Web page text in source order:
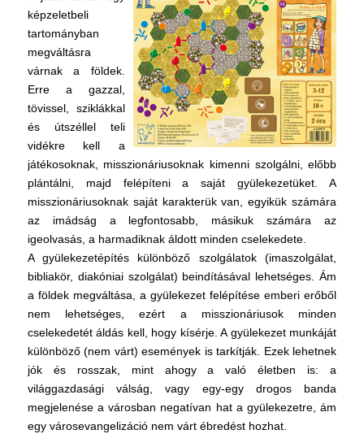
képzeletbeli
tartományban
megváltásra
várnak a földek.
Erre a gazzal,
tövissel, sziklákkal
és útszéllel teli
vidékre kell a
játékosoknak, misszionáriusoknak kimenni szolgálni, előbb
plántálni, majd felépíteni a saját gyülekezetüket. A
misszionáriusoknak saját karakterük van, egyikük számára
az imádság a legfontosabb, másikuk számára az
igeolvasás, a harmadiknak áldott minden cselekedete.
A gyülekezetépítés különböző szolgálatok (imaszolgálat,
bibliakör, diakóniai szolgálat) beindításával lehetséges. Ám
a földek megváltása, a gyülekezet felépítése emberi erőből
nem lehetséges, ezért a misszionáriusok minden
cselekedetét áldás kell, hogy kísérje. A gyülekezet munkáját
különböző (nem várt) események is tarkítják. Ezek lehetnek
jók és rosszak, mint ahogy a való életben is: a
világgazdasági válság, vagy egy-egy drogos banda
megjelenése a városban negatívan hat a gyülekezetre, ám
egy városevangelizáció nem várt ébredést hozhat.